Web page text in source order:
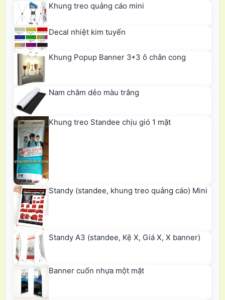
Khung treo quảng cáo mini
Decal nhiệt kim tuyến
Khung Popup Banner 3*3 ô chân cong
Nam châm dẻo màu trắng
Khung treo Standee chịu gió 1 mặt
Standy (standee, khung treo quảng cáo) Mini
Standy A3 (standee, Kệ X, Giá X, X banner)
Banner cuốn nhựa một mặt